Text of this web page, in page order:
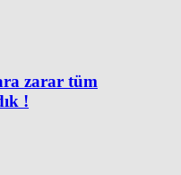
zarar tüm
!